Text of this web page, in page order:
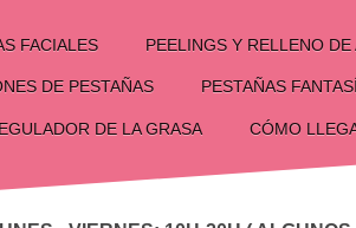
FACIALES PEELINGS Y RELLENO DE
DE PESTAÑAS PESTAÑAS
DE LA GRASA CÓMO
DONNA